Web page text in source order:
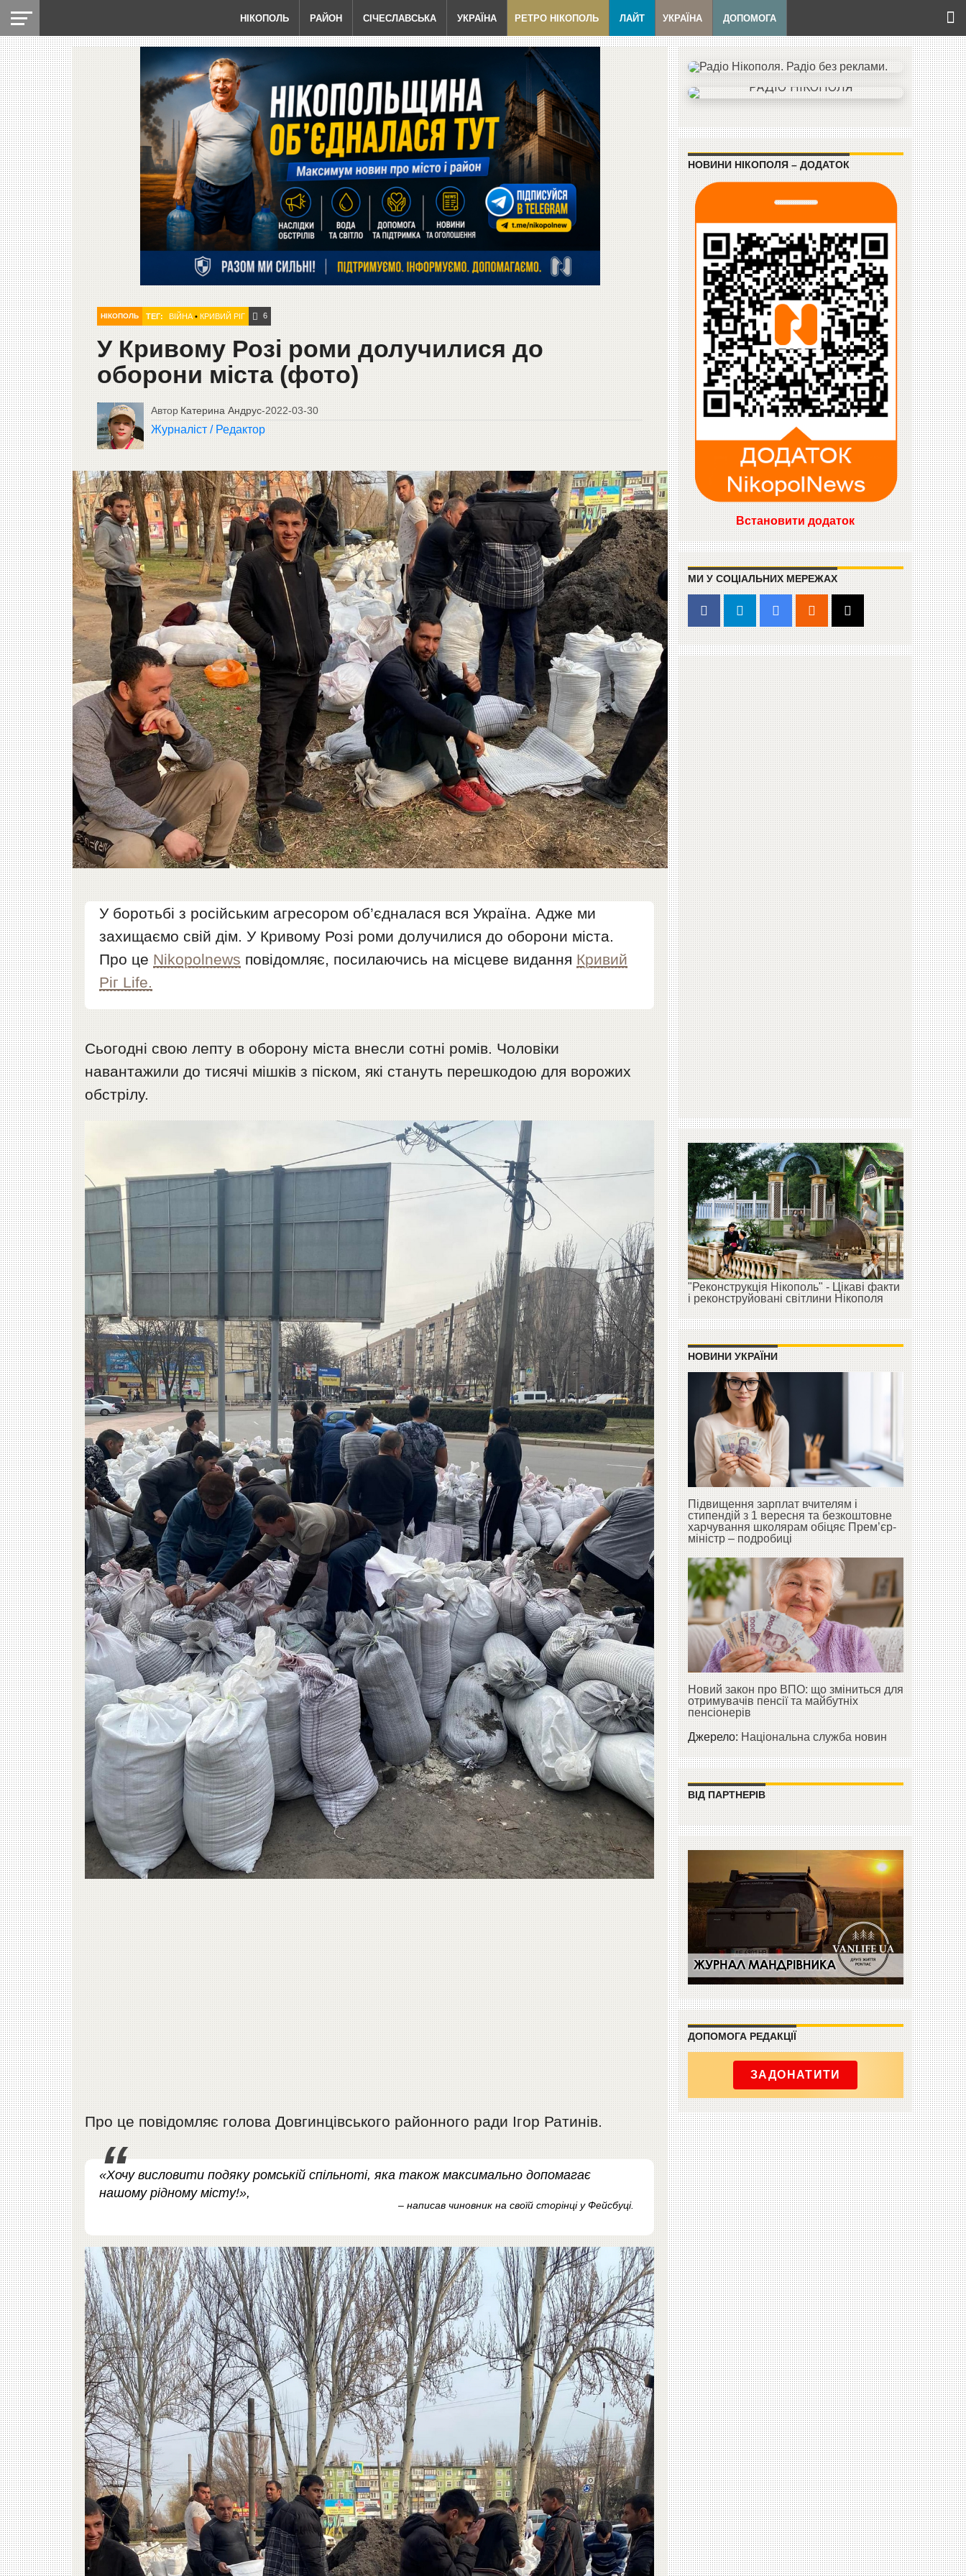
НІКОПОЛЬ РАЙОН СІЧЕСЛАВСЬКА УКРАЇНА РЕТРО НІКОПОЛЬ ЛАЙТ УКРАЇНА ДОПОМОГА
НІКОПОЛЬ ТЕГ: ВІЙНА• КРИВИЙ РІГ 6
У Кривому Розі роми долучилися до
оборони міста (фото)
Автор Катерина Андрус-2022-03-30
Журналіст / Редактор
У боротьбі з російським агресором об’єдналася вся Україна. Адже ми
захищаємо свій дім. У Кривому Розі роми долучилися до оборони міста.
Про це Nikopolnews повідомляє, посилаючись на місцеве видання Кривий
Ріг Life.
Сьогодні свою лепту в оборону міста внесли сотні ромів. Чоловіки
навантажили до тисячі мішків з піском, які стануть перешкодою для ворожих
обстрілу.
Про це повідомляє голова Довгинцівського районного ради Ігор Ратинів.
«Хочу висловити подяку ромській спільноті, яка також максимально допомагає
нашому рідному місту!»,
– написав чиновник на своїй сторінці у Фейсбуці.
НОВИНИ НІКОПОЛЯ – ДОДАТОК
Встановити додаток
МИ У СОЦІАЛЬНИХ МЕРЕЖАХ
"Реконструкція Нікополь" - Цікаві факти
і реконструйовані світлини Нікополя
НОВИНИ УКРАЇНИ
Підвищення зарплат вчителям і
стипендій з 1 вересня та безкоштовне
харчування школярам обіцяє Прем’єр-
міністр – подробиці
Новий закон про ВПО: що зміниться для
отримувачів пенсії та майбутніх
пенсіонерів
Джерело:Національна служба новин
ВІД ПАРТНЕРІВ
ДОПОМОГА РЕДАКЦІЇ
ЗАДОНАТИТИ